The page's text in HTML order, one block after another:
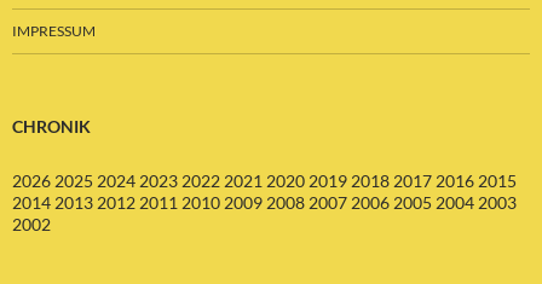
IMPRESSUM
CHRONIK
2026 2025 2024 2023 2022 2021 2020 2019 2018 2017 2016 2015
2014 2013 2012 2011 2010 2009 2008 2007 2006 2005 2004 2003
2002